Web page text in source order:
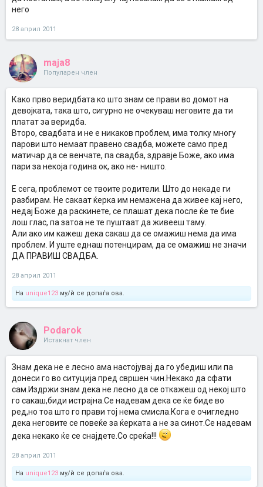
него
28 април 2011
maja8
Популарен член
Како прво веридбата ко што знам се прави во домот на
девојката, така што, сигурно не очекуваш неговите да ти
платат за веридба.
Второ, свадбата и не е никаков проблем, има толку многу
парови што немаат правено свадба, можете само пред
матичар да се венчате, па свадба, здравје Боже, ако има
пари за некоја година ок, ако не- ништо.
Е сега, проблемот се твоите родители. Што до некаде ги
разбирам. Не сакаат ќерка им немажена да живее кај него,
недај Боже да раскинете, се плашат дека после ќе те бие
лош глас, па затоа не те пуштаат да живееш таму.
Али ако им кажеш дека сакаш да се омажиш нема да има
проблем. И уште еднаш потенцирам, да се омажиш не значи
ДА ПРАВИШ СВАДБА.
28 април 2011
На unique123 му/ѝ се допаѓа ова.
Podarok
Истакнат член
Знам дека не е лесно ама настојувај да го убедиш или па
донеси го во ситуција пред свршен чин.Некако да сфати
сам.Издржи знам дека не лесно да се откажеш од некој што
го сакаш,биди истрајна.Се надевам дека се ќе биде во
ред,но тоа што го прави тој нема смисла.Кога е очигледно
дека неговите се повеќе за ќерката а не за синот.Се надевам
дека некако ќе се снајдете.Со среќа!!!
28 април 2011
На unique123 му/ѝ се допаѓа ова.